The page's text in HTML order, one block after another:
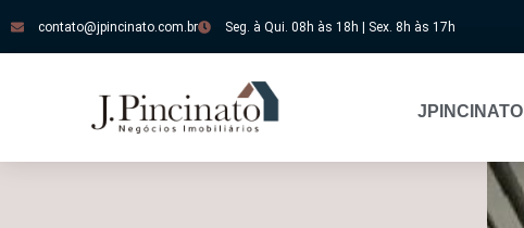
contato@jpincinato.com.br Seg. à Qui. 08h às 18h | Sex. 8h às 17h
JPINCINATO